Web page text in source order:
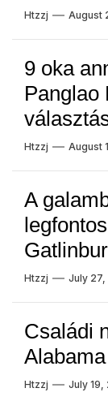
Htzzj August
9 oka
Panglao
Htzzj August
A
Htzzj July
Családi
Alabama
Htzzj July 19,